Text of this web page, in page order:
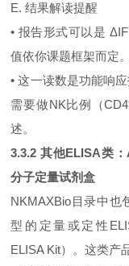
E. 结果解读提醒
• 报告形式可以是
值依你课题框架而定。
• 这一读数是功能响
需要做NK比例（
述。
3.3.2 其他ELISA类
分子定量试剂盒
NKMAXBio目录中也
型的定量或定性
ELISA Kit）。这类产